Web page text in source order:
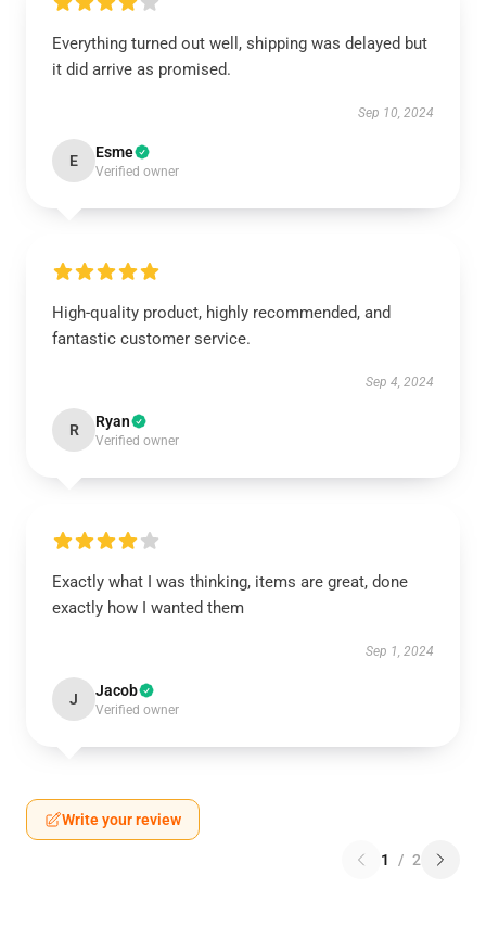
Everything turned out well, shipping was delayed but
it did arrive as promised.
Sep 10, 2024
E Esme
Verified owner
High-quality product, highly recommended, and
fantastic customer service.
Sep 4, 2024
R Ryan
Verified owner
Exactly what I was thinking, items are great, done
exactly how I wanted them
Sep 1, 2024
J Jacob
Verified owner
Write your review
1 / 2